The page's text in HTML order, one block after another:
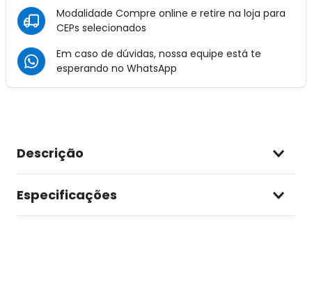
Modalidade Compre online e retire na loja para
CEPs selecionados
Em caso de dúvidas, nossa equipe está te
esperando no WhatsApp
Descrição
Especificações